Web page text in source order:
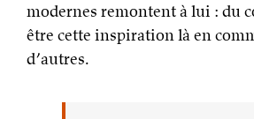
modernes remontent à lui : du
être cette inspiration là en
d’autres.